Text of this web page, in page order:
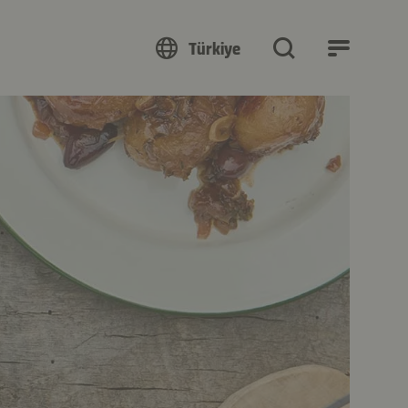
Türkiye